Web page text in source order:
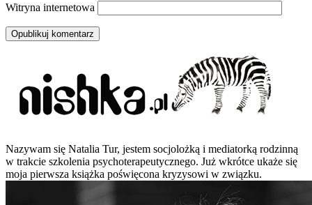
Witryna internetowa
Nazywam się Natalia Tur, jestem socjolożką i mediatorką rodzinną
w trakcie szkolenia psychoterapeutycznego. Już wkrótce ukaże się
moja pierwsza książka poświęcona kryzysowi w związku.